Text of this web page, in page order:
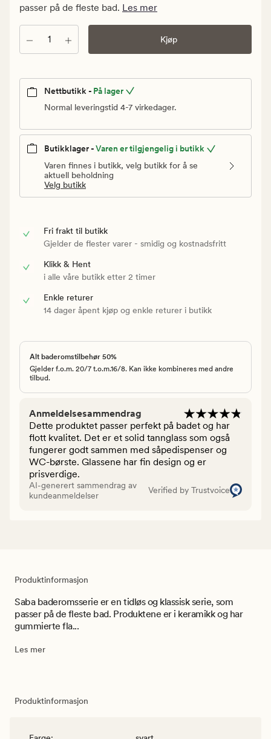
passer på de fleste bad. Les mer
Antall Kjøp
Nettbutikk - På lager
Normal leveringstid 4-7 virkedager.
Butikklager -Varen er tilgjengelig i butikk
Varen finnes i butikk, velg butikk for å se
aktuell beholdning
Velg butikk
Fri frakt til butikk
Gjelder de flester varer - smidig og kostnadsfritt
Klikk & Hent
i alle våre butikk etter 2 timer
Enkle returer
14 dager åpent kjøp og enkle returer i butikk
Alt baderomstilbehør 50%
Gjelder f.o.m. 20/7 t.o.m.16/8. Kan ikke kombineres med andre
tilbud.
Anmeldelsesammendrag
Dette produktet passer perfekt på badet og har
flott kvalitet. Det er et solid tannglass som også
fungerer godt sammen med såpedispenser og
WC-børste. Glassene har fin design og er
prisverdige.
AI-generert sammendrag av
kundeanmeldelser
Verified by Trustvoice
Produktinformasjon
Saba baderomsserie er en tidløs og klassisk serie, som
passer på de fleste bad. Produktene er i keramikk og har
gummierte fla...
Les mer
Produktinformasjon